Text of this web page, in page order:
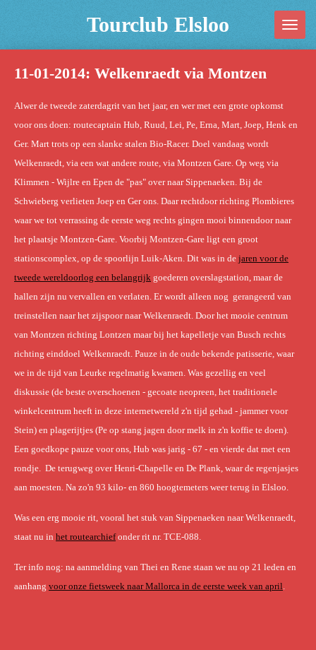
de
Tourclub Elsloo
11-01-2014: Welkenraedt via Montzen
Alwer de tweede zaterdagrit van het jaar, en wer met een grote opkomst
voor ons doen: routecaptain Hub, Ruud, Lei, Pe, Erna, Mart, Joep, Henk en
Ger. Mart trots op een slanke stalen Bio-Racer. Doel vandaag wordt
Welkenraedt, via een wat andere route, via Montzen Gare. Op weg via
Klimmen - Wijlre en Epen de "pas" over naar Sippenaeken. Bij de
Schwieberg verlieten Joep en Ger ons. Daar rechtdoor richting Plombieres
waar we tot verrassing de eerste weg rechts gingen mooi binnendoor naar
het plaatsje Montzen-Gare. Voorbij Montzen-Gare ligt een groot
stationscomplex, op de spoorlijn Luik-Aken. Dit was in de jaren voor de
tweede wereldoorlog een belangrijk goederen overslagstation, maar de
hallen zijn nu vervallen en verlaten. Er wordt alleen nog gerangeerd van
treinstellen naar het zijspoor naar Welkenraedt. Door het mooie centrum
van Montzen richting Lontzen maar bij het kapelletje van Busch rechts
richting einddoel Welkenraedt. Pauze in de oude bekende patisserie, waar
we in de tijd van Leurke regelmatig kwamen. Was gezellig en veel
diskussie (de beste overschoenen - gecoate neopreen, het traditionele
winkelcentrum heeft in deze internetwereld z'n tijd gehad - jammer voor
Stein) en plagerijtjes (Pe op stang jagen door melk in z'n koffie te doen).
Een goedkope pauze voor ons, Hub was jarig - 67 - en vierde dat met een
rondje. De terugweg over Henri-Chapelle en De Plank, waar de regenjasjes
aan moesten. Na zo'n 93 kilo- en 860 hoogtemeters weer terug in Elsloo.
Was een erg mooie rit, vooral het stuk van Sippenaeken naar Welkenraedt,
staat nu in het routearchiefonder rit nr. TCE-088.
Ter info nog: na aanmelding van Thei en Rene staan we nu op 21 leden en
aanhang voor onze fietsweek naar Mallorca in de eerste week van april.